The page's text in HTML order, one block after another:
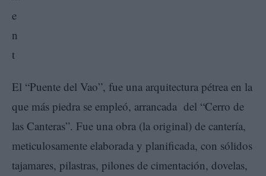
El “Puente del Vao”, fue una arquitectura pétrea en la
que más piedra se empleó, arrancada del “Cerro de
las Canteras”. Fue una obra (la original) de cantería,
meticulosamente elaborada y planificada, con sólidos
tajamares, pilastras, pilones de cimentación, dovelas,